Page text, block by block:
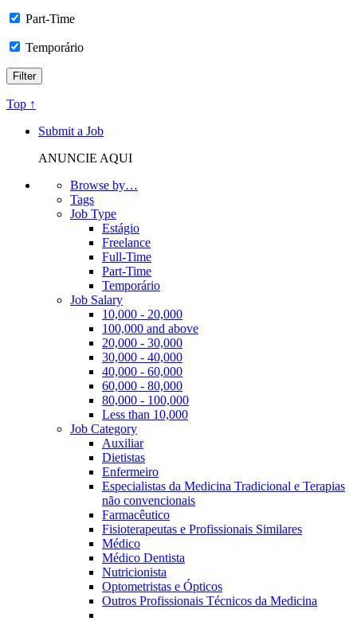
Part-Time
Temporário
Top ↑
Submit a Job
ANUNCIE AQUI
Browse by…
Tags
Job Type
Estágio
Freelance
Full-Time
Part-Time
Temporário
Job Salary
10,000 - 20,000
100,000 and above
20,000 - 30,000
30,000 - 40,000
40,000 - 60,000
60,000 - 80,000
80,000 - 100,000
Less than 10,000
Job Category
Auxiliar
Dietistas
Enfermeiro
Especialistas da Medicina Tradicional e Terapias
não convencionais
Farmacêutico
Fisioterapeutas e Profissionais Similares
Médico
Médico Dentista
Nutricionista
Optometristas e Ópticos
Outros Profissionais Técnicos da Medicina